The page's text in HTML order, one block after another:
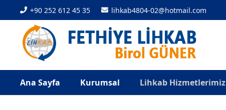
+90 252 612 45 35 lihkab4804-02@hotmail.com
Ana Sayfa Kurumsal Lihkab Hizmetlerimiz